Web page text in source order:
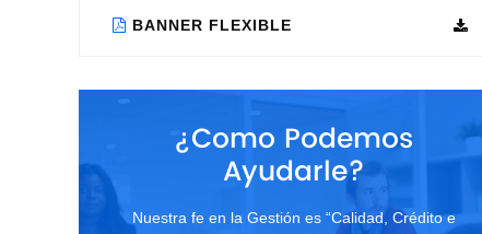
BANNER FLEXIBLE
¿Como Podemos
Ayudarle?
Nuestra fe en la Gestión es “Calidad, Crédito e